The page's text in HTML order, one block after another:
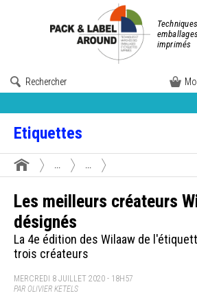
imprimés
Rechercher
Etiquettes
Les meilleurs créateurs
désignés
La 4e édition des Wilaaw de
trois créateurs
MERCREDI 8 JUILLET 2020 - 18H57
PAR OLIVIER KETELS